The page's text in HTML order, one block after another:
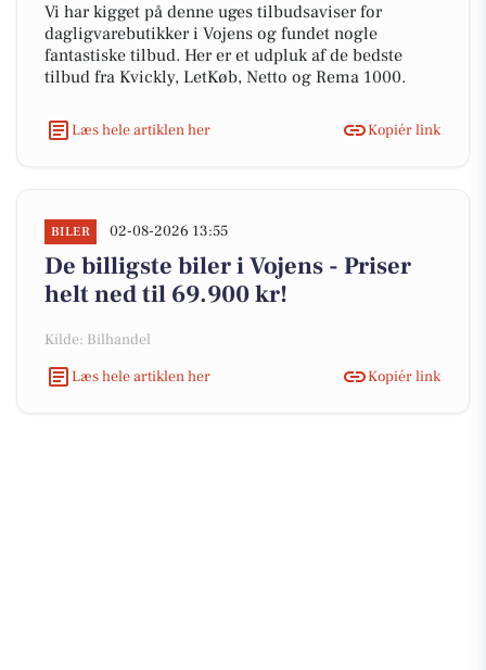
Vi har kigget på denne uges tilbudsaviser for
dagligvarebutikker i Vojens og fundet nogle
fantastiske tilbud. Her er et udpluk af de bedste
tilbud fra Kvickly, LetKøb, Netto og Rema 1000.
Læs hele artiklen her Kopiér link
BILER 02-08-2026 13:55
De billigste biler i Vojens - Priser
helt ned til 69.900 kr!
Kilde: Bilhandel
Læs hele artiklen her
Kopiér link